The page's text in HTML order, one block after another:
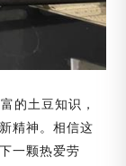
的土豆知识，
精神。相信这
一颗热爱劳